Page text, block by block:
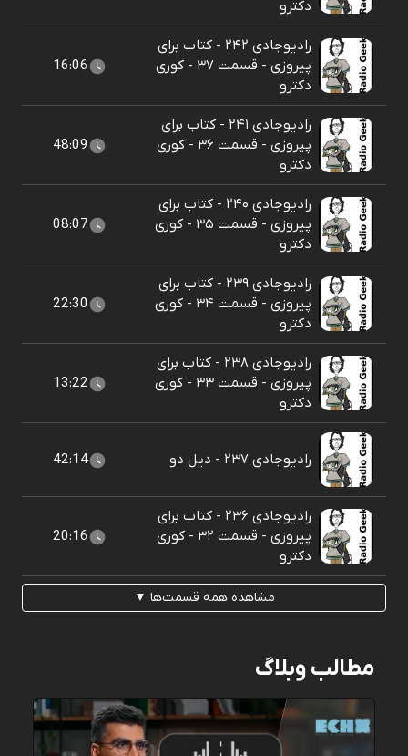
دکترو
رادیوجادی ۲۴۲ - کتاب برای
پیروزی - قسمت ۳۷ - کوری
دکترو
16:06
رادیوجادی ۲۴۱ - کتاب برای
پیروزی - قسمت ۳۶ - کوری
دکترو
48:09
رادیوجادی ۲۴۰ - کتاب برای
پیروزی - قسمت ۳۵ - کوری
دکترو
08:07
رادیوجادی ۲۳۹ - کتاب برای
پیروزی - قسمت ۳۴ - کوری
دکترو
22:30
رادیوجادی ۲۳۸ - کتاب برای
پیروزی - قسمت ۳۳ - کوری
دکترو
13:22
رادیوجادی ۲۳۷ - دیل دو 42:14
رادیوجادی ۲۳۶ - کتاب برای
پیروزی - قسمت ۳۲ - کوری
دکترو
20:16
مشاهده همه قسمت‌ها ▼
مطالب وبلاگ